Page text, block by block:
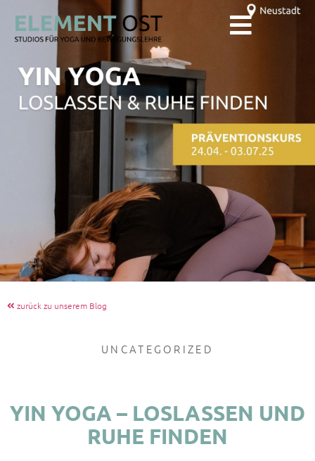
zurück zu unserem Blog
UNCATEGORIZED
YIN YOGA – LOSLASSEN UND
RUHE FINDEN